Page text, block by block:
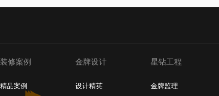
装修案例
精品案例
金牌设计
设计精英
星钻工程
金牌监理